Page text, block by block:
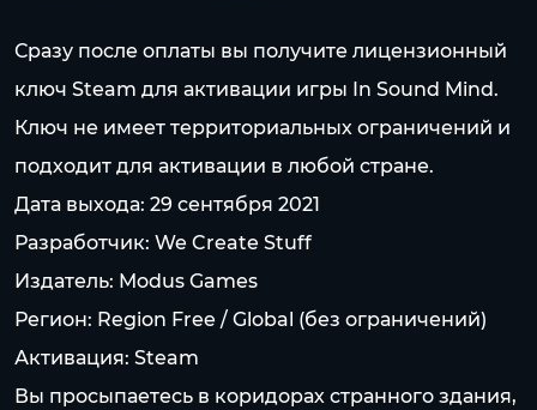
Сразу после оплаты вы получите лицензионный
ключ Steam для активации игры In Sound Mind.
Ключ не имеет территориальных ограничений и
подходит для активации в любой стране.
Дата выхода: 29 сентября 2021
Разработчик: We Create Stuff
Издатель: Modus Games
Регион: Region Free / Global (без ограничений)
Активация: Steam
Вы просыпаетесь в коридорах странного здания,